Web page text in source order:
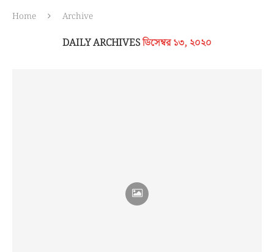
Home Archive
DAILY ARCHIVESডিসেম্বর ১৩, ২০২০